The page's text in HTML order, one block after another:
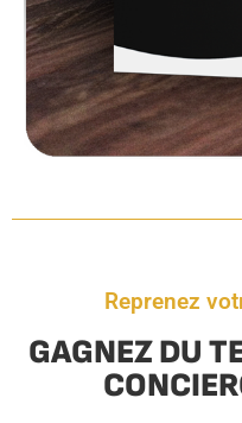
Reprenez
GAGNEZ DU